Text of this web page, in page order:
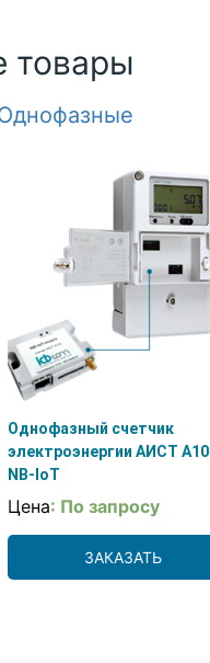
товары
Однофазный счетчик
электроэнергии АИСТ
NB-IoT
Цена: По запросу
ЗАКАЗАТЬ